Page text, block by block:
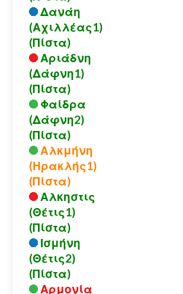
Δανάη
(Αχιλλέας1)
(Πίστα)
Αριάδνη
(Δάφνη1)
(Πίστα)
Φαίδρα
(Δάφνη2)
(Πίστα)
Αλκμήνη
(Ηρακλής1)
(Πίστα)
Αλκηστις
(Θέτις1)
(Πίστα)
Ισμήνη
(Θέτις2)
(Πίστα)
Αρμονία